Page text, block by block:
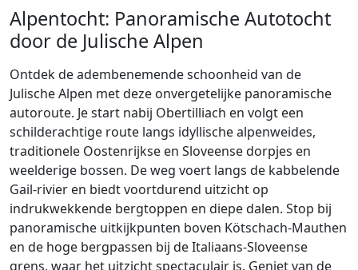
Alpentocht: Panoramische Autotocht
door de Julische Alpen
Ontdek de adembenemende schoonheid van de
Julische Alpen met deze onvergetelijke panoramische
autoroute. Je start nabij Obertilliach en volgt een
schilderachtige route langs idyllische alpenweides,
traditionele Oostenrijkse en Sloveense dorpjes en
weelderige bossen. De weg voert langs de kabbelende
Gail-rivier en biedt voortdurend uitzicht op
indrukwekkende bergtoppen en diepe dalen. Stop bij
panoramische uitkijkpunten boven Kötschach-Mauthen
en de hoge bergpassen bij de Italiaans-Sloveense
grens, waar het uitzicht spectaculair is. Geniet van de